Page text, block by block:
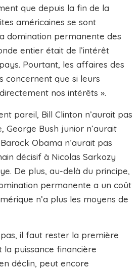
que depuis la fin de la
américaines se sont
domination permanente des
entier était de l’intérêt
Pourtant, les affaires des
concernent que si leurs
nos intérêts ».
pareil, Bill Clinton n’aurait pas
George Bush junior n’aurait
Obama n’aurait pas
décisif à Nicolas Sarkozy
De plus, au-delà du principe,
permanente a un coût
n’a plus les moyens de
il faut rester la première
puissance financière
déclin, peut encore